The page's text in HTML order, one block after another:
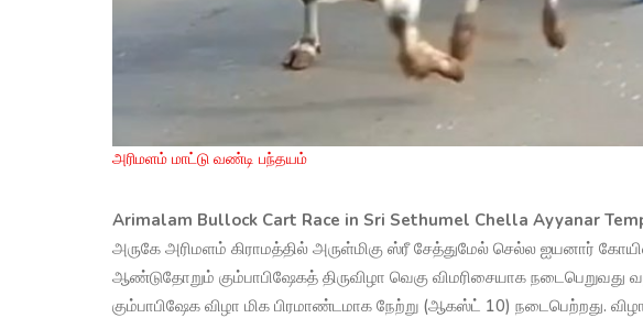
அரிமளம் மாட்டு வண்டி பந்தயம்
Arimalam Bullock Cart Race in Sri Sethumel Chella Ayyanar
அருகே அரிமளம் கிராமத்தில் அருள்மிகு ஸ்ரீ சேத்துமேல் செல்ல ஐயனார்
ஆண்டுதோறும் கும்பாபிஷேகத் திருவிழா வெகு விமரிசையாக
கும்பாபிஷேக விழா மிக பிரமாண்டமாக நேற்று (ஆகஸ்ட் 10) நடைபெற்றது.